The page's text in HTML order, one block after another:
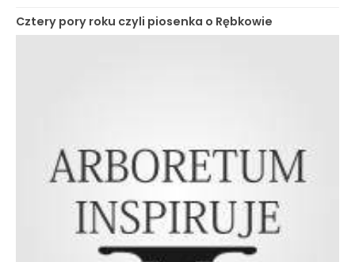
Cztery pory roku czyli piosenka o Rębkowie